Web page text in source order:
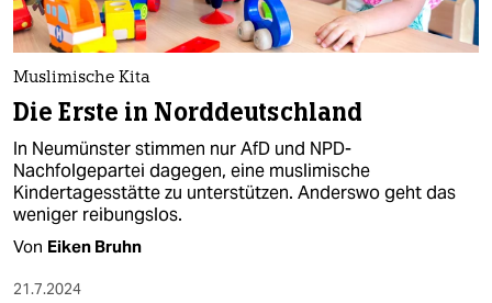
Muslimische Kita
Die Erste in Norddeutschland
In Neumünster stimmen nur AfD und NPD-
Nachfolgepartei dagegen, eine muslimische
Kindertagesstätte zu unterstützen. Anderswo geht das
weniger reibungslos.
Von Eiken Bruhn
21.7.2024